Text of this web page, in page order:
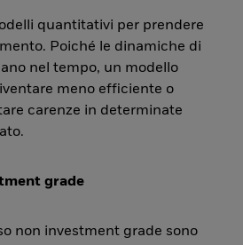
quantitativi per prendere
Poiché le dinamiche di
nel tempo, un modello
meno efficiente o
carenze in determinate
grade
non investment grade sono